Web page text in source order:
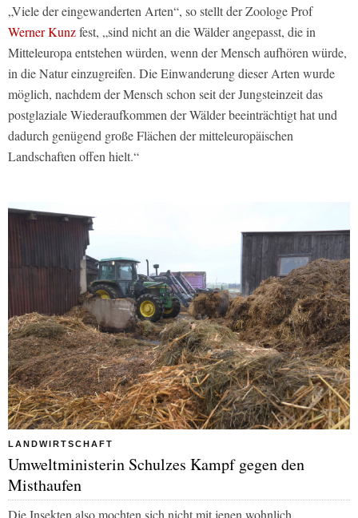
„Viele der eingewanderten Arten“, so stellt der Zoologe Prof
Werner Kunzfest, „sind nicht an die Wälder angepasst, die in
Mitteleuropa entstehen würden, wenn der Mensch aufhören würde,
in die Natur einzugreifen. Die Einwanderung dieser Arten wurde
möglich, nachdem der Mensch schon seit der Jungsteinzeit das
postglaziale Wiederaufkommen der Wälder beeinträchtigt hat und
dadurch genügend große Flächen der mitteleuropäischen
Landschaften offen hielt.“
LANDWIRTSCHAFT
Umweltministerin Schulzes Kampf gegen den
Misthaufen
Die Insekten also mochten sich nicht mit jenen wohnlich